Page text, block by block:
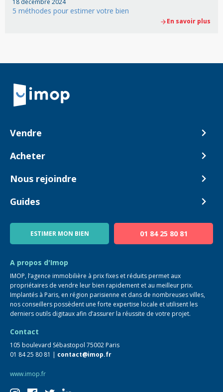
18 décembre 2024
5 méthodes pour estimer votre bien
En savoir plus
Retour à la navigation principale
Vendre
Comment ça marche ?
Acheter
Biens en vente
Nous rejoindre
Devenir Conseiller
Guides
Blog
ESTIMER MON BIEN 01 84 25 80 81
A propos d'Imop
IMOP, l’agence immobilière à prix fixes et réduits permet aux
propriétaires de vendre leur bien rapidement et au meilleur prix.
Implantés à Paris, en région parisienne et dans de nombreuses villes,
nos conseillers possèdent une forte expertise locale et utilisent les
derniers outils digitaux afin d’assurer la réussite de votre projet.
Contact
105 boulevard Sébastopol 75002 Paris
01 84 25 80 81 | contact@imop.fr
www.imop.fr